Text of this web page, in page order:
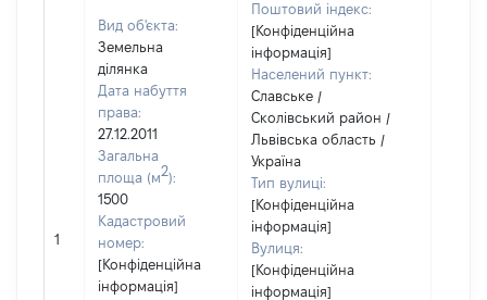
1
Вид об'єкта:
Земельна
ділянка
Дата набуття
права:
27.12.2011
Загальна
площа (м2):
1500
Кадастровий
номер:
[Конфіденційна
інформація]
Поштовий індекс:
[Конфіденційна
інформація]
Населений пункт:
Славське /
Сколівський район /
Львівська область /
Україна
Тип вулиці:
[Конфіденційна
інформація]
Вулиця:
[Конфіденційна
інформація]